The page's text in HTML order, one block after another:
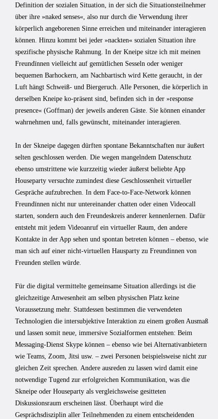
Definition der sozialen Situation, in der sich die Situationsteilnehmer
über ihre »naked senses«, also nur durch die Verwendung ihrer
körperlich angeborenen Sinne erreichen und miteinander interagieren
können. Hinzu kommt bei jeder »nackten« sozialen Situation ihre
spezifische physische Rahmung. In der Kneipe sitze ich mit meinen
Freundïnnen vielleicht auf gemütlichen Sesseln oder weniger
bequemen Barhockern, am Nachbartisch wird Kette geraucht, in der
Luft hängt Schweiß- und Biergeruch. Alle Personen, die körperlich in
derselben Kneipe ko-präsent sind, befinden sich in der »response
presence« (Goffman) der jeweils anderen Gäste. Sie können einander
wahrnehmen und, falls gewünscht, miteinander interagieren.
In der Skneipe dagegen dürften spontane Bekanntschaften nur äußert
selten geschlossen werden. Die wegen mangelndem Datenschutz
ebenso umstrittene wie kurzzeitig wieder äußerst beliebte App
Houseparty versuchte zumindest diese Geschlossenheit virtueller
Gespräche aufzubrechen. In dem Face-to-Face-Network können
Freundïnnen nicht nur untereinander chatten oder einen Videocall
starten, sondern auch den Freundeskreis anderer kennenlernen. Dafür
entsteht mit jedem Videoanruf ein virtueller Raum, den andere
Kontakte in der App sehen und spontan betreten können – ebenso, wie
man sich auf einer nicht-virtuellen Hausparty zu Freundinnen von
Freunden stellen würde.
Für die digital vermittelte gemeinsame Situation allerdings ist die
gleichzeitige Anwesenheit am selben physischen Platz keine
Voraussetzung mehr. Stattdessen bestimmen die verwendeten
Technologien die intersubjektive Interaktion zu einem großen Ausmaß
und lassen somit neue, immersive Sozialformen entstehen: Beim
Messaging-Dienst Skype können – ebenso wie bei Alternativanbietern
wie Teams, Zoom, Jitsi usw. – zwei Personen beispielsweise nicht zur
gleichen Zeit sprechen. Andere ausreden zu lassen wird damit eine
notwendige Tugend zur erfolgreichen Kommunikation, was die
Skneipe oder Houseparty als vergleichsweise gesitteten
Diskussionsraum erscheinen lässt. Überhaupt wird die
Gesprächsdisziplin aller Teilnehmenden zu einem entscheidenden